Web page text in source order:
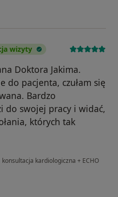
wizyty
Doktora Jakima.
do pacjenta, czułam się
Bardzo
do swojej pracy i widać,
których tak
konsultacja kardiologiczna + ECHO